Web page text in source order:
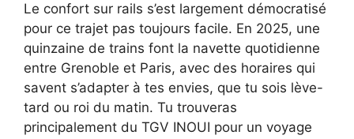
Le confort sur rails s’est largement démocratisé
pour ce trajet pas toujours facile. En 2025, une
quinzaine de trains font la navette quotidienne
entre Grenoble et Paris, avec des horaires qui
savent s’adapter à tes envies, que tu sois lève-
tard ou roi du matin. Tu trouveras
principalement du TGV INOUI pour un voyage